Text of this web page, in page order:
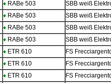
♦ RABe 503 SBB weiß
♦ RABe 503 SBB weiß
♦ RABe 503 SBB weiß
♦ RABe 503 SBB weiß
♦ ETR 610 FS
♦ ETR 610 FS
♦ ETR 610 FS